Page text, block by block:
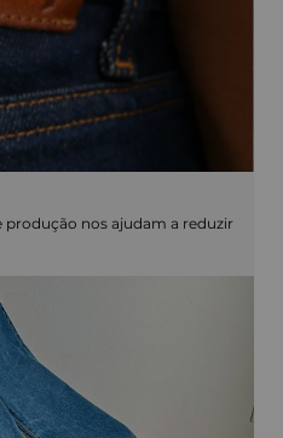
produção nos ajudam a reduzir